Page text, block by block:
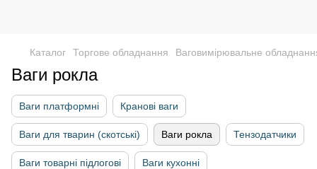
Каталог Торгове обладнання Ваговимірювальне
Ваги рокла
Ваги платформні Кранові ваги
Ваги для тварин (скотські) Ваги рокла Тензодатчики
Ваги товарні підлогові Ваги кухонні